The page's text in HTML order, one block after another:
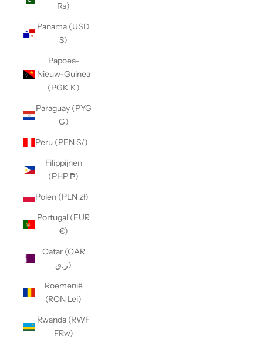
₨)
Panama (USD
$)
Papoea-
Nieuw-Guinea
(PGK K)
Paraguay (PYG
₲)
Peru (PEN S/)
Filippijnen
(PHP ₱)
Polen (PLN zł)
Portugal (EUR
€)
Qatar (QAR
ر.ق)
Roemenië
(RON Lei)
Rwanda (RWF
FRw)